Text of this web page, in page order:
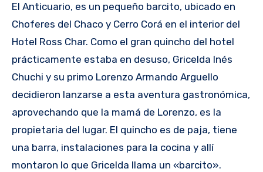
El Anticuario, es un pequeño barcito, ubicado en
Choferes del Chaco y Cerro Corá en el interior del
Hotel Ross Char. Como el gran quincho del hotel
prácticamente estaba en desuso, Gricelda Inés
Chuchi y su primo Lorenzo Armando Arguello
decidieron lanzarse a esta aventura gastronómica,
aprovechando que la mamá de Lorenzo, es la
propietaria del lugar. El quincho es de paja, tiene
una barra, instalaciones para la cocina y allí
montaron lo que Gricelda llama un «barcito».